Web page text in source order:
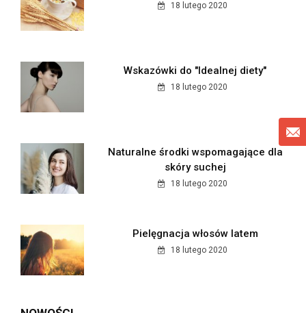
18 lutego 2020
Wskazówki do "Idealnej diety"
18 lutego 2020
Naturalne środki wspomagające dla
skóry suchej
18 lutego 2020
Pielęgnacja włosów latem
18 lutego 2020